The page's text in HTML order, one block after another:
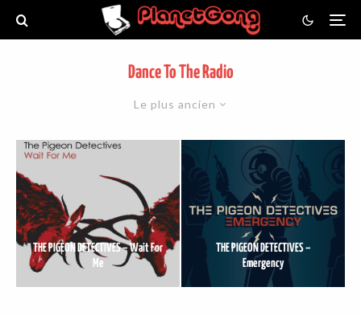
Dance To The Radio
Le plus ancien
THE PIGEON DETECTIVES – Wait For
Me
THE PIGEON DETECTIVES –
Emergency